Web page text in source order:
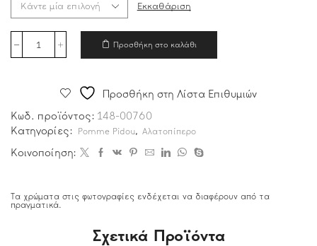
Εκκαθάριση
Προσθήκη στο καλάθι
Προσθήκη στη Λίστα Επιθυμιών
Κωδ. προϊόντος: 148-00760
Κατηγορίες:
Pomme Pidou, Αλατοπίπερο
Κοινοποίηση:
Τα χρώματα στις φωτογραφίες ενδέχεται να διαφέρουν από τα
πραγματικά.
Σχετικά Προϊόντα